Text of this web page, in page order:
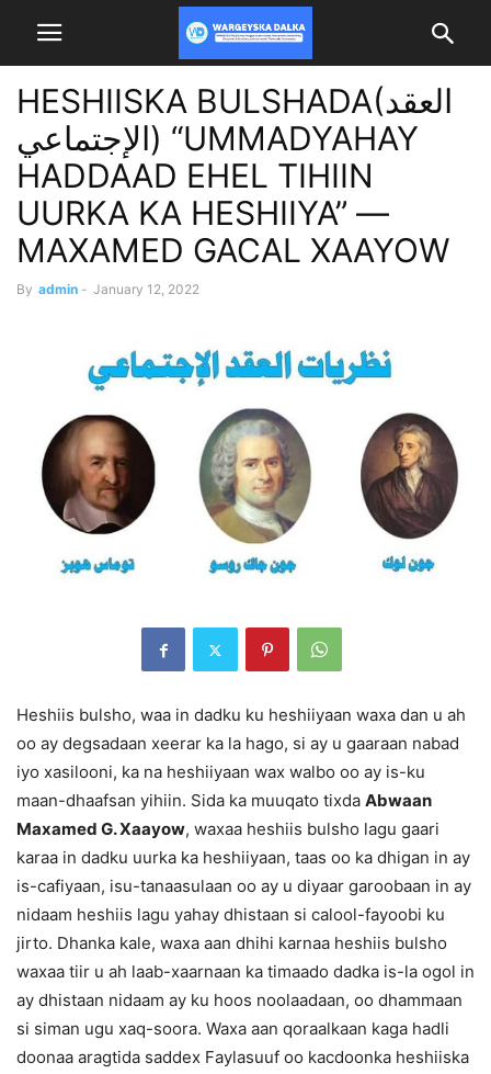
HESHIISKA BULSHADA(العقد
الإجتماعي) “UMMADYAHAY
HADDAAD EHEL TIHIIN
UURKA KA HESHIIYA” —
MAXAMED GACAL XAAYOW
By admin - January 12, 2022
Heshiis bulsho, waa in dadku ku heshiiyaan waxa dan u ah
oo ay degsadaan xeerar ka la hago, si ay u gaaraan nabad
iyo xasilooni, ka na heshiiyaan wax walbo oo ay is-ku
maan-dhaafsan yihiin. Sida ka muuqato tixda Abwaan
Maxamed G. Xaayow, waxaa heshiis bulsho lagu gaari
karaa in dadku uurka ka heshiiyaan, taas oo ka dhigan in ay
is-cafiyaan, isu-tanaasulaan oo ay u diyaar garoobaan in ay
nidaam heshiis lagu yahay dhistaan si calool-fayoobi ku
jirto. Dhanka kale, waxa aan dhihi karnaa heshiis bulsho
waxaa tiir u ah laab-xaarnaan ka timaado dadka is-la ogol in
ay dhistaan nidaam ay ku hoos noolaadaan, oo dhammaan
si siman ugu xaq-soora. Waxa aan qoraalkaan kaga hadli
doonaa aragtida saddex Faylasuuf oo kacdoonka heshiiska